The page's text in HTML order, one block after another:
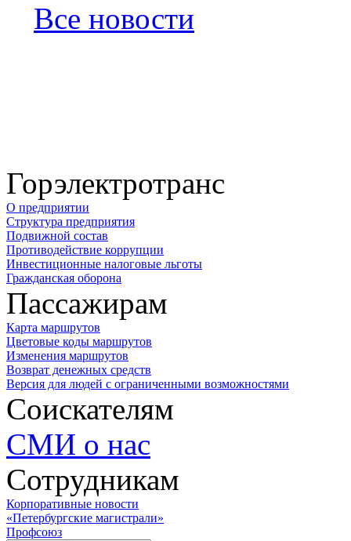
Все новости
Горэлектротранс
О предприятии
Структура предприятия
Подвижной состав
Противодействие коррупции
Инвестиционные налоговые льготы
Гражданская оборона
Пассажирам
Карта маршрутов
Цветовые коды маршрутов
Изменения маршрутов
Возврат денежных средств
Версия для людей с ограниченными возможностями
Соискателям
СМИ о нас
Сотрудникам
Корпоративные новости
«Петербургские магистрали»
Профсоюз